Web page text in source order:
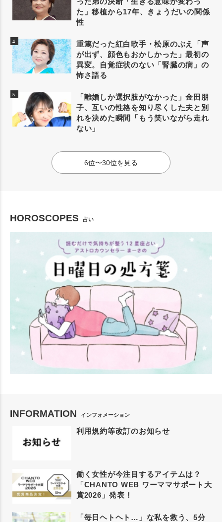
た」移植から17年、きょうだいの関係
性
重篤だった紅白歌手・松原のぶえ「声
が出ず、顔色もおかしかった」最初の
異変。自覚症状のない「腎臓の病」の
怖さ語る
「離婚しか選択肢がなかった」金田朋
子、互いの性格を知り尽くした夫と別
れを決めた瞬間「もう笑いながら走れ
ない」
6位〜30位を見る
HOROSCOPES 占い
INFORMATION インフォメーション
利用規約等改訂のお知らせ
働く女性が今注目するアイテムは？
「CHANTO WEB ワーママサポート大
賞2026」発表！
「毎日ヘトヘト…」な私を救う、5分